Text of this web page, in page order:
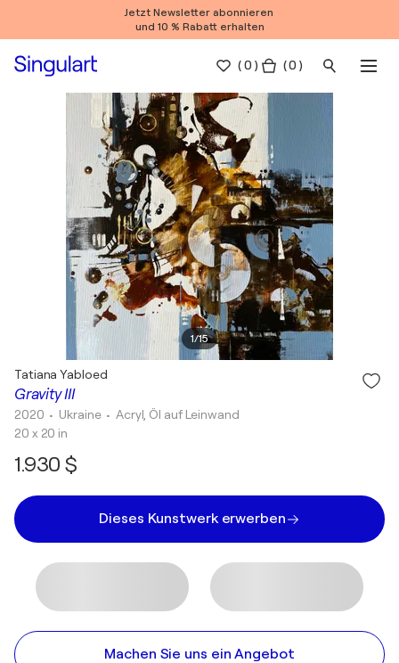
Jetzt Newsletter abonnieren
und 10 % Rabatt erhalten
(0 ) ( 0 )
1/15
Gravity III
Tatiana Yabloed
2020 • Ukraine • Acryl, Öl auf Leinwand
20 x 20 in
1.930 $
Dieses Kunstwerk erwerben
Machen Sie uns ein Angebot